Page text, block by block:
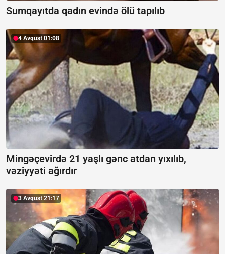
Sumqayıtda qadın evində ölü tapılıb
4 Avqust 01:08
Mingəçevirdə 21 yaşlı gənc atdan yıxılıb,
vəziyyəti ağırdır
3 Avqust 21:17